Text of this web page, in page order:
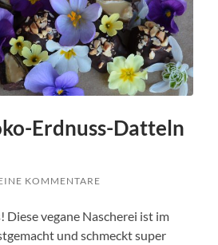
Erdnuss-Datteln
KOMMENTARE
Diese vegane Nascherei ist im
und schmeckt super